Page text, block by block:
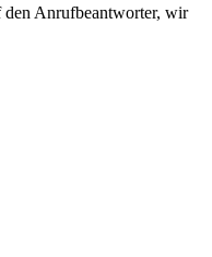
den Anrufbeantworter, wir